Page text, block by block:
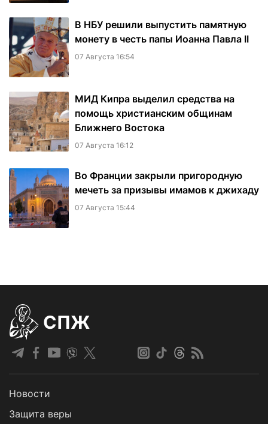
В НБУ решили выпустить памятную
монету в честь папы Иоанна Павла II
07 Августа 16:54
МИД Кипра выделил средства на
помощь христианским общинам
Ближнего Востока
07 Августа 16:12
Во Франции закрыли пригородную
мечеть за призывы имамов к джихаду
07 Августа 15:44
СПЖ
Новости
Защита веры